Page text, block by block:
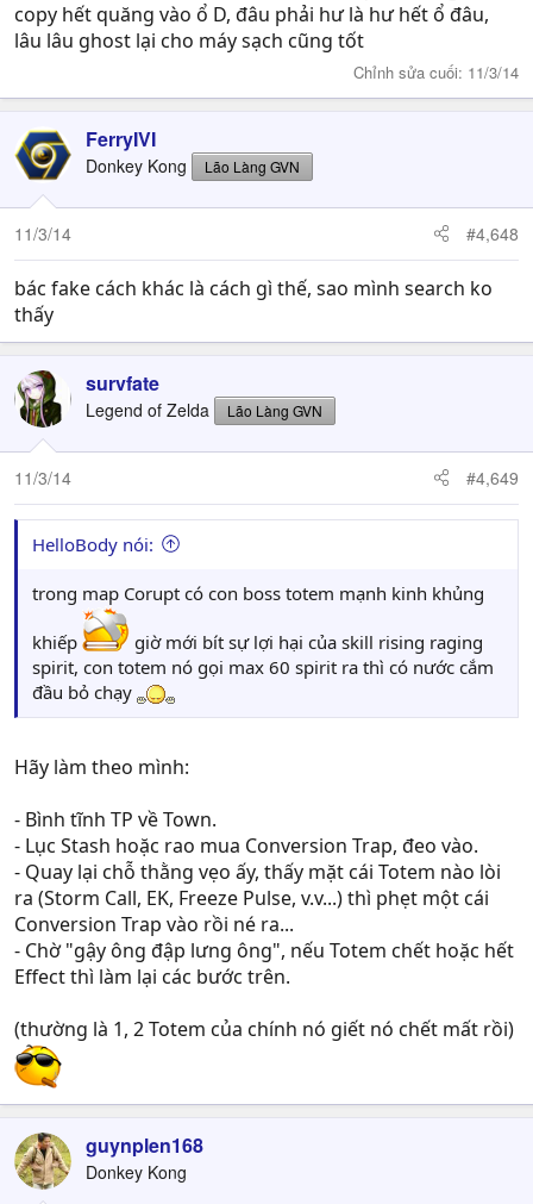
copy hết quăng vào ổ D, đâu phải hư là hư hết ổ đâu,
lâu lâu ghost lại cho máy sạch cũng tốt
Chỉnh sửa cuối: 11/3/14
FerryIVI
Donkey Kong Lão Làng GVN
11/3/14 #4,648
bác fake cách khác là cách gì thế, sao mình search ko
thấy
survfate
Legend of Zelda Lão Làng GVN
11/3/14 #4,649
HelloBody nói:
trong map Corupt có con boss totem mạnh kinh khủng
khiếp
giờ mới bít sự lợi hại của skill rising raging
spirit, con totem nó gọi max 60 spirit ra thì có nước cắm
đầu bỏ chạy
Hãy làm theo mình:
- Bình tĩnh TP về Town.
- Lục Stash hoặc rao mua Conversion Trap, đeo vào.
- Quay lại chỗ thằng vẹo ấy, thấy mặt cái Totem nào lòi
ra (Storm Call, EK, Freeze Pulse, v.v...) thì phẹt một cái
Conversion Trap vào rồi né ra...
- Chờ "gậy ông đập lưng ông", nếu Totem chết hoặc hết
Effect thì làm lại các bước trên.
(thường là 1, 2 Totem của chính nó giết nó chết mất rồi)
guynplen168
Donkey Kong